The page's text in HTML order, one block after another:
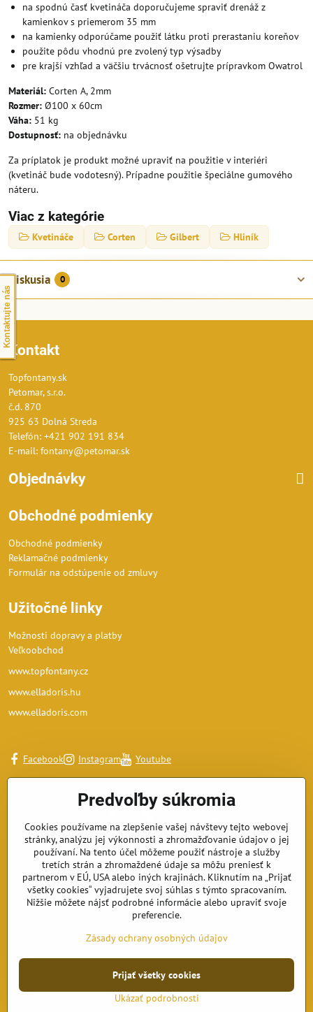
na spodnú časť kvetináča doporučujeme spraviť drenáž z
kamienkov s priemerom 35 mm
na kamienky odporúčame použiť látku proti prerastaniu koreňov
použite pôdu vhodnú pre zvolený typ výsadby
pre krajší vzhľad a väčšiu trvácnosť ošetrujte prípravkom Owatrol
Materiál: Corten A, 2mm
Rozmer: Ø100 x 60cm
Váha: 51 kg
Dostupnosť: na objednávku
Za príplatok je produkt možné upraviť na použitie v interiéri
(kvetináč bude vodotesný). Prípadne použitie špeciálne gumového
náteru.
Viac z kategórie
Kvetináče Corten Gilbert Hliník
Diskusia 0
Kontakt
Topfontany.sk
Petomar, s.r.o.
č.d. 870
925 63 Dolná Streda
Telefón: +421 902 191 834
E-mail: fontany@petomar.sk
Objednávky
Obchodné podmienky
Obchodné podmienky
Reklamačné podmienky
Formulár na odstúpenie od zmluvy
Užitočné linky
Možnosti dopravy a platby
Veľkoobchod
www.topfontany.cz
www.elladoris.hu
www.elladoris.com
Facebook Instagram Youtube
Kontaktujte nás
©2026Copyright
Predvoľby súkromiaZásady ochrany osobných údajov
Vytvorené pomocou:BiznisWeb.sk
Predvoľby súkromia
Cookies používame na zlepšenie vašej návštevy tejto webovej
stránky, analýzu jej výkonnosti a zhromažďovanie údajov o jej
používaní. Na tento účel môžeme použiť nástroje a služby
tretích strán a zhromaždené údaje sa môžu preniesť k
partnerom v EÚ, USA alebo iných krajinách. Kliknutím na „Prijať
všetky cookies“ vyjadrujete svoj súhlas s týmto spracovaním.
Nižšie môžete nájsť podrobné informácie alebo upraviť svoje
preferencie.
Zásady ochrany osobných údajov
Ukázať podrobnosti
Prijať všetky cookies